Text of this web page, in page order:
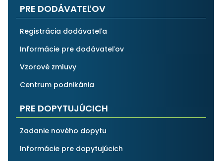
PRE DODÁVATEĽOV
Registrácia dodávateľa
Informácie pre dodávateľov
Vzorové zmluvy
Centrum podnikánia
PRE DOPYTUJÚCICH
Zadanie nového dopytu
Informácie pre dopytujúcich